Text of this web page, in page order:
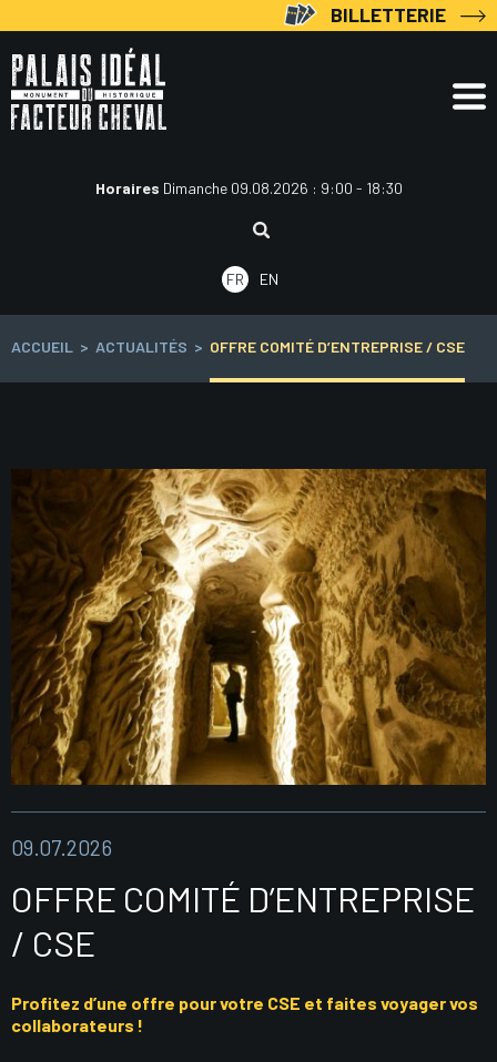
au
contenu
BILLETTERIE
Horaires Dimanche 09.08.2026 : 9:00 - 18:30
Rechercher
FR
EN
ACCUEIL > ACTUALITÉS > OFFRE COMITÉ D’ENTREPRISE / CSE
des
articles
09.07.2026
OFFRE COMITÉ D’ENTREPRISE
/ CSE
Profitez d’une offre pour votre CSE et faites voyager vos
collaborateurs !